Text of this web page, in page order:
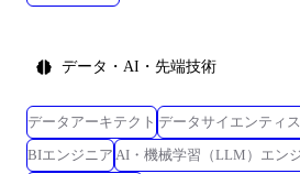
データ・AI・先端技術
データアーキテクト データサイエンティ
BIエンジニア AI・機械学習（LLM）エン